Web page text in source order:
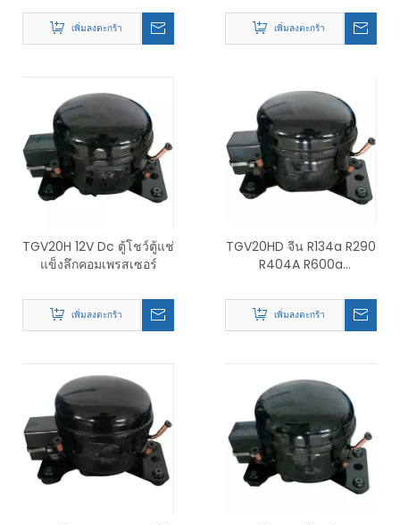
COMPRESSOR
เพิ่มลงตะกร้า เพิ่มลงตะกร้า
TGV20H 12V Dc ตู้โชว์ตู้แช่
แข็งลึกคอมเพรสเซอร์
เพิ่มลงตะกร้า
TGV20HD จีน R134a R290
R404A R600a
เพิ่มลงตะกร้า